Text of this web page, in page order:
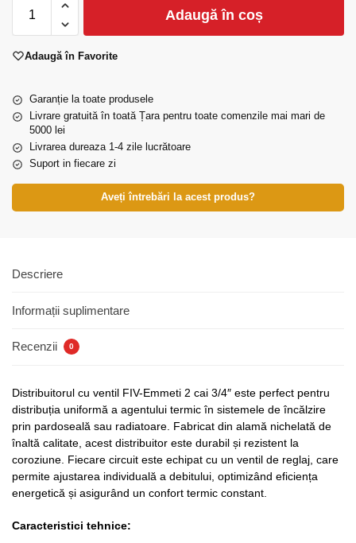
Adaugă în coș
Adaugă în Favorite
Garanție la toate produsele
Livrare gratuită în toată Țara pentru toate comenzile mai mari de
5000 lei
Livrarea dureaza 1-4 zile lucrătoare
Suport in fiecare zi
Aveți întrebări la acest produs?
Descriere
Informații suplimentare
Recenzii 0
Distribuitorul cu ventil FIV-Emmeti 2 cai 3/4″ este perfect pentru
distribuția uniformă a agentului termic în sistemele de încălzire
prin pardoseală sau radiatoare. Fabricat din alamă nichelată de
înaltă calitate, acest distribuitor este durabil și rezistent la
coroziune. Fiecare circuit este echipat cu un ventil de reglaj, care
permite ajustarea individuală a debitului, optimizând eficiența
energetică și asigurând un confort termic constant.
Caracteristici tehnice: